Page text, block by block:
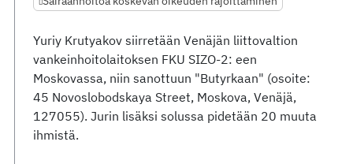
Yuriy Krutyakov siirretään Venäjän liittovaltion
vankeinhoitolaitoksen FKU SIZO-2: een
Moskovassa, niin sanottuun "Butyrkaan" (osoite:
45 Novoslobodskaya Street, Moskova, Venäjä,
127055). Jurin lisäksi solussa pidetään 20 muuta
ihmistä.